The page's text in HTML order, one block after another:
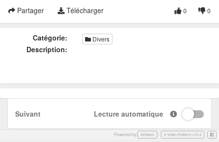
Partager Télécharger 0
0
Catégorie: Divers
Description:
Suivant Lecture automatique
Powered by AVideo® - A Video Platform v10.4